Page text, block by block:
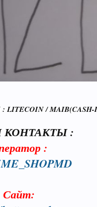
/ MAIB(CASH-
:
:
Сайт: